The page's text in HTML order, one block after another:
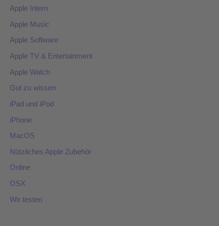
Apple Intern
Apple Music
Apple Software
Apple TV & Entertainment
Apple Watch
Gut zu wissen
iPad und iPod
iPhone
MacOS
Nützliches Apple Zubehör
Online
OSX
Wir testen